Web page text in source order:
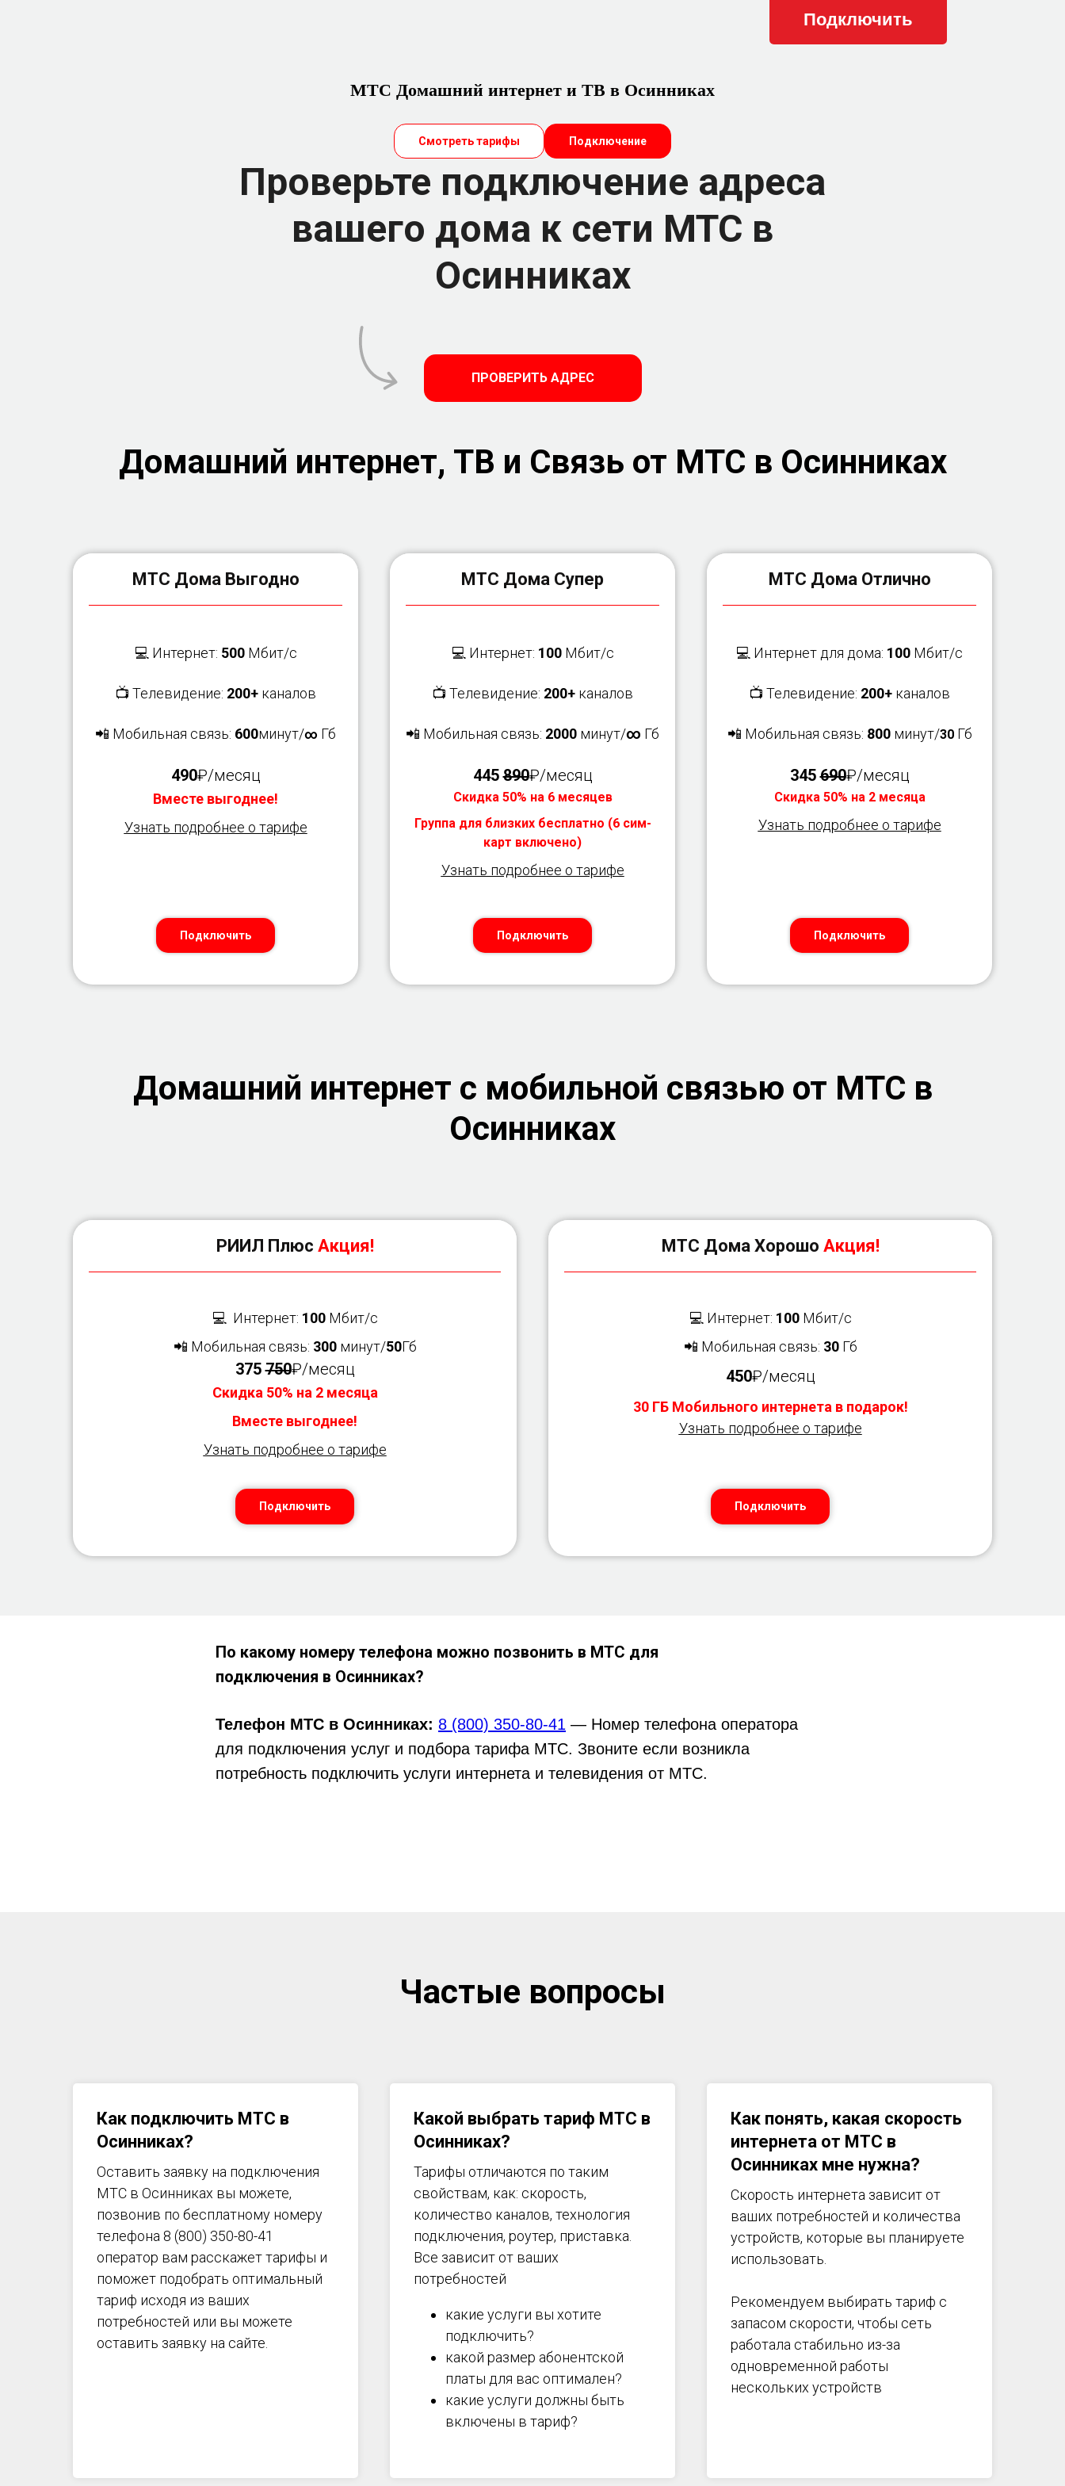
МТС Домашний интернет и ТВ в Осинниках
Смотреть тарифы Подключение
Проверьте подключение адреса
вашего дома к сети МТС в
Осинниках
ПРОВЕРИТЬ АДРЕС
Домашний интернет, ТВ и Связь от МТС в Осинниках
МТС Дома Выгодно
💻 Интернет: 500Мбит/с
📺 Телевидение: 200+ каналов
📲 Мобильная связь: 600минут/∞ Гб
490₽/месяц
Вместе выгоднее!
Узнать подробнее о тарифе
Подключить
МТС Дома Супер
💻 Интернет: 100Мбит/с
📺 Телевидение: 200+ каналов
📲 Мобильная связь: 2000 минут/∞ Гб
445890₽/месяц
Скидка 50% на 6 месяцев
Группа для близких бесплатно (6 сим-
карт включено)
Узнать подробнее о тарифе
Подключить
МТС Дома Отлично
💻 Интернет для дома: 100 Мбит/с
📺 Телевидение: 200+ каналов
📲 Мобильная связь: 800минут/30Гб
345690₽/месяц
Скидка 50% на 2 месяца
Узнать подробнее о тарифе
Подключить
Домашний интернет с мобильной связью от МТС в
Осинниках
РИИЛ Плюс Акция!
💻 Интернет: 100 Мбит/с
📲 Мобильная связь: 300 минут/50Гб
375750₽/месяц
Скидка 50% на 2 месяца
Вместе выгоднее!
Узнать подробнее о тарифе
Подключить
МТС Дома Хорошо Акция!
💻 Интернет: 100 Мбит/с
📲 Мобильная связь: 30Гб
450₽/месяц
30 ГБ Мобильного интернета в подарок!
Узнать подробнее о тарифе
Подключить
Телефон МТС в Осинниках: 8 (800) 350-80-41 — Номер телефона оператора
для подключения услуг и подбора тарифа МТС. Звоните если возникла
потребность подключить услуги интернета и телевидения от МТС.
По какому номеру телефона можно позвонить в МТС для
подключения в Осинниках?
Частые вопросы
Как подключить МТС в
Осинниках?
Оставить заявку на подключения
МТС в Осинниках вы можете,
позвонив по бесплатному номеру
телефона 8 (800) 350-80-41
оператор вам расскажет тарифы и
поможет подобрать оптимальный
тариф исходя из ваших
потребностей или вы можете
оставить заявку на сайте.
Какой выбрать тариф МТС в
Осинниках?
Тарифы отличаются по таким
свойствам, как: скорость,
количество каналов, технология
подключения, роутер, приставка.
Все зависит от ваших
потребностей
какие услуги вы хотите
подключить?
какой размер абонентской
платы для вас оптимален?
какие услуги должны быть
включены в тариф?
Как понять, какая скорость
интернета от МТС в
Осинниках мне нужна?
Скорость интернета зависит от
ваших потребностей и количества
устройств, которые вы планируете
использовать.
Рекомендуем выбирать тариф с
запасом скорости, чтобы сеть
работала стабильно из-за
одновременной работы
нескольких устройств